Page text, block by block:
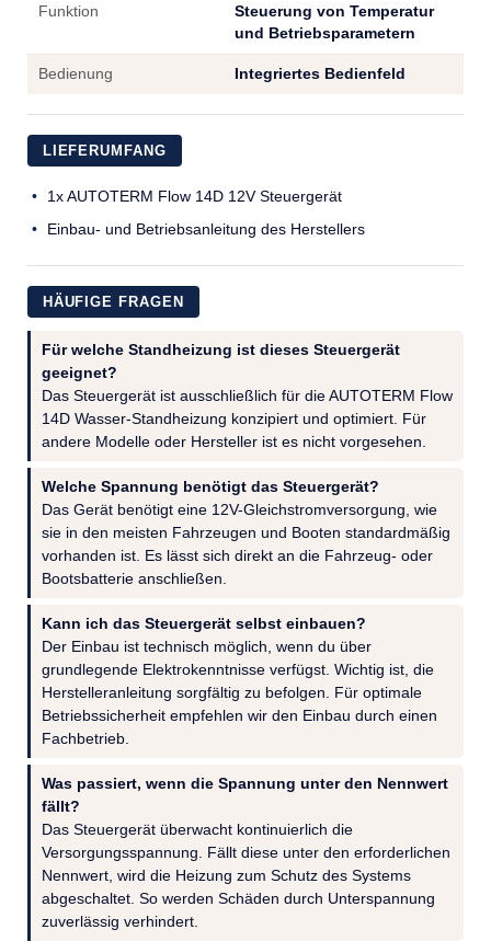
Funktion
Steuerung von Temperatur
und Betriebsparametern
Bedienung Integriertes Bedienfeld
LIEFERUMFANG
1x AUTOTERM Flow 14D 12V Steuergerät
Einbau- und Betriebsanleitung des Herstellers
HÄUFIGE FRAGEN
Für welche Standheizung ist dieses Steuergerät
geeignet?
Das Steuergerät ist ausschließlich für die AUTOTERM Flow
14D Wasser-Standheizung konzipiert und optimiert. Für
andere Modelle oder Hersteller ist es nicht vorgesehen.
Welche Spannung benötigt das Steuergerät?
Das Gerät benötigt eine 12V-Gleichstromversorgung, wie
sie in den meisten Fahrzeugen und Booten standardmäßig
vorhanden ist. Es lässt sich direkt an die Fahrzeug- oder
Bootsbatterie anschließen.
Kann ich das Steuergerät selbst einbauen?
Der Einbau ist technisch möglich, wenn du über
grundlegende Elektrokenntnisse verfügst. Wichtig ist, die
Herstelleranleitung sorgfältig zu befolgen. Für optimale
Betriebssicherheit empfehlen wir den Einbau durch einen
Fachbetrieb.
Was passiert, wenn die Spannung unter den Nennwert
fällt?
Das Steuergerät überwacht kontinuierlich die
Versorgungsspannung. Fällt diese unter den erforderlichen
Nennwert, wird die Heizung zum Schutz des Systems
abgeschaltet. So werden Schäden durch Unterspannung
zuverlässig verhindert.